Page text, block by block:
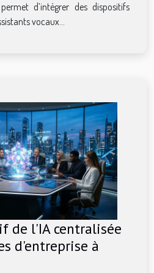
d’intégrer des dispositifs
vocaux...
de l'IA centralisée
d'entreprise à